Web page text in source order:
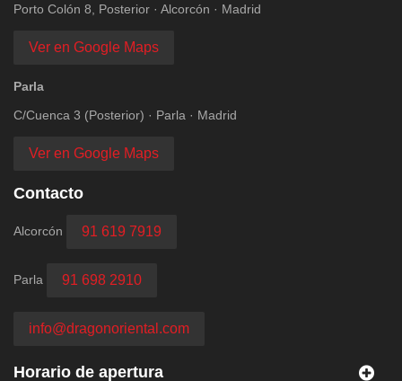
Porto Colón 8, Posterior · Alcorcón · Madrid
Ver en Google Maps
Parla
C/Cuenca 3 (Posterior) · Parla · Madrid
Ver en Google Maps
Contacto
Alcorcón 91 619 7919
Parla 91 698 2910
info@dragonoriental.com
Horario de apertura